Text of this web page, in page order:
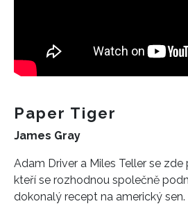
Paper Tiger
James Gray
Adam Driver a Miles Teller se
kteří se rozhodnou společně
dokonalý recept na americký